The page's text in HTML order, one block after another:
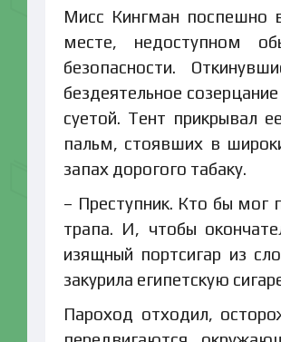
Мисс Кингман поспешно
месте, недоступном
безопасности.
бездеятельное
суетой. Тент прикрывал
пальм, стоявших в
запах дорогого табаку.
– Преступник. Кто бы мог
трапа. И, чтобы
изящный портсигар из
закурила египетскую
Пароход отходил,